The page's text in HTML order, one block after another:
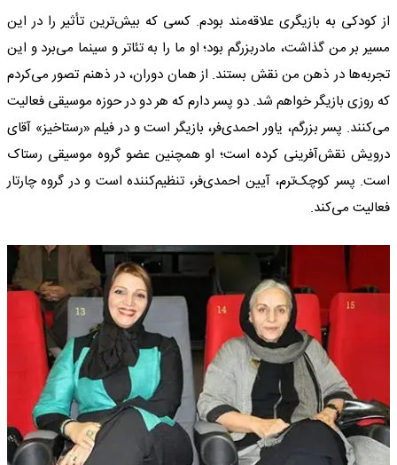
از کودکی به بازیگری علاقه‌مند بودم. کسی که بیش‌ترین تأثیر را در این
مسیر بر من گذاشت، مادربزرگم بود؛ او ما را به تئاتر و سینما می‌برد و این
تجربه‌ها در ذهن من نقش بستند. از همان دوران، در ذهنم تصور می‌کردم
که روزی بازیگر خواهم شد. دو پسر دارم که هر دو در حوزه موسیقی فعالیت
می‌کنند. پسر بزرگم، یاور احمدی‌فر، بازیگر است و در فیلم «رستاخیز» آقای
درویش نقش‌آفرینی کرده است؛ او همچنین عضو گروه موسیقی رستاک
است. پسر کوچک‌ترم، آیین احمدی‌فر، تنظیم‌کننده است و در گروه چارتار
فعالیت می‌کند.